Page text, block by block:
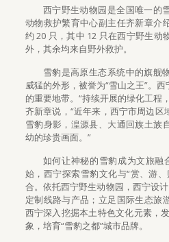
西宁野生动物园是全国唯一的
动物救护繁育中心副主任齐新章介
约 20 只，其中 12 只在西宁野生动
外，其余均来自野外救护。
雪豹是高原生态系统中的旗舰
威猛的外形，被誉为“雪山之王”。
的重要地带。“持续开展的绿化工程
齐新章说，“近年来，西宁市周边
雪豹身影，湟源县、大通回族土族
幼的珍贵画面。”
如何让神秘的雪豹成为文旅融
始，西宁探索雪豹文化与“赏、游
合。依托西宁野生动物园，西宁设
定制线路与产品；立足国际生态旅
西宁深入挖掘本土特色文化元素，
象，培育“雪豹之都”城市品牌。